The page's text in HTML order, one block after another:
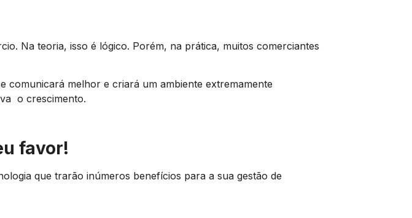
Na teoria, isso é lógico. Porém, na prática, muitos comerciantes
comunicará melhor e criará um ambiente extremamente
o crescimento.
favor!
que trarão inúmeros benefícios para a sua gestão de